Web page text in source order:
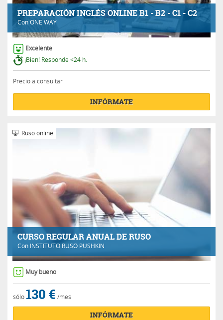
PREPARACIÓN INGLÉS ONLINE B1 - B2 - C1 - C2
ConONE WAY
Excelente
¡Bien! Responde <24 h.
Precio a consultar
INFÓRMATE
CURSO REGULAR ANUAL DE RUSO
Con INSTITUTO RUSO PUSHKIN
Ruso online
Muy bueno
sólo130 € /mes
INFÓRMATE